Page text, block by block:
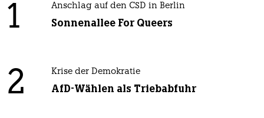
1 Anschlag auf den CSD in Berlin
Sonnenallee For Queers
2 Krise der Demokratie
AfD-Wählen als Triebabfuhr